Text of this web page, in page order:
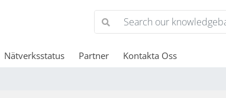
Nätverksstatus Partner Kontakta Oss